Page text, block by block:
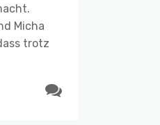
Micha
trotz